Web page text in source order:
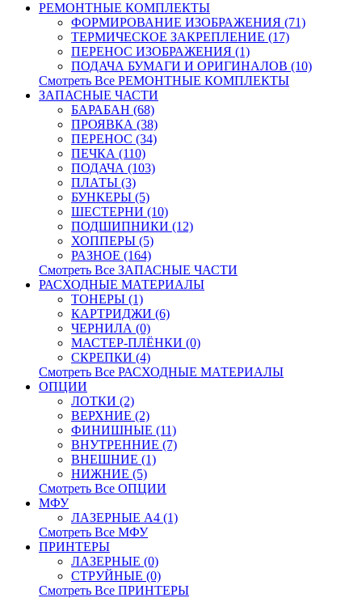
РЕМОНТНЫЕ КОМПЛЕКТЫ
ФОРМИРОВАНИЕ ИЗОБРАЖЕНИЯ (71)
ТЕРМИЧЕСКОЕ ЗАКРЕПЛЕНИЕ (17)
ПЕРЕНОС ИЗОБРАЖЕНИЯ (1)
ПОДАЧА БУМАГИ И ОРИГИНАЛОВ (10)
Смотреть Все РЕМОНТНЫЕ КОМПЛЕКТЫ
ЗАПАСНЫЕ ЧАСТИ
БАРАБАН (68)
ПРОЯВКА (38)
ПЕРЕНОС (34)
ПЕЧКА (110)
ПОДАЧА (103)
ПЛАТЫ (3)
БУНКЕРЫ (5)
ШЕСТЕРНИ (10)
ПОДШИПНИКИ (12)
ХОППЕРЫ (5)
РАЗНОЕ (164)
Смотреть Все ЗАПАСНЫЕ ЧАСТИ
РАСХОДНЫЕ МАТЕРИАЛЫ
ТОНЕРЫ (1)
КАРТРИДЖИ (6)
ЧЕРНИЛА (0)
МАСТЕР-ПЛЁНКИ (0)
СКРЕПКИ (4)
Смотреть Все РАСХОДНЫЕ МАТЕРИАЛЫ
ОПЦИИ
ЛОТКИ (2)
ВЕРХНИЕ (2)
ФИНИШНЫЕ (11)
ВНУТРЕННИЕ (7)
ВНЕШНИЕ (1)
НИЖНИЕ (5)
Смотреть Все ОПЦИИ
МФУ
ЛАЗЕРНЫЕ A4 (1)
Смотреть Все МФУ
ПРИНТЕРЫ
ЛАЗЕРНЫЕ (0)
СТРУЙНЫЕ (0)
Смотреть Все ПРИНТЕРЫ